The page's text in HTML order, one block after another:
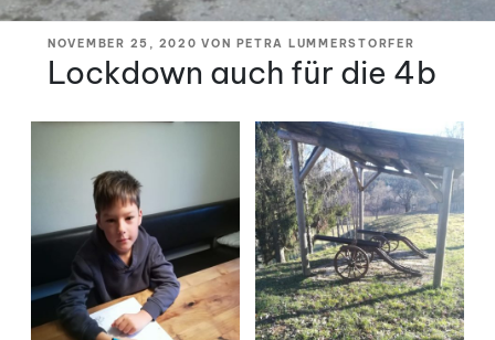
VERÖFFENTLICHT
NOVEMBER 25, 2020 VON PETRA LUMMERSTORFER
Lockdown auch für die 4b